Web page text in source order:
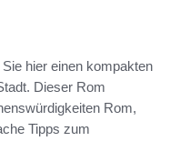
hier einen kompakten
Dieser Rom
Rom,
Tipps zum